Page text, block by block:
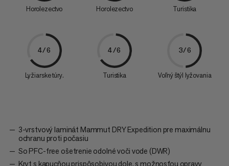
Horolezectvo Horolezectvo Turistika
4/6
Lyžiarske túry.
4/6
Turistika
3/6
Voľný štýl lyžovania
3-vrstvový laminát Mammut DRY Expedition pre maximálnu
ochranu proti počasiu
So PFC-free ošetrenie odolné voči vode (DWR)
Kryt s kapucňou prispôsobivou dole, s možnosťou opravy